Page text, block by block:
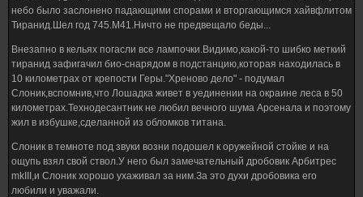
небо было заслонено падающими спорами и вторгающимся хайвфлитом
Тиранид.Шел год 745.M41.Ничто не предвещало беды...
Внезапно в кельях погасли все лампочки.Видимо,какой-то шибко меткий
тиранид зафигачил био-снарядом в подстанцию,которая находилась в
10 километрах от крепости Геры."Хреново дело" - подумал
Слоник,вспомнив,что Лошадка живет в уединении на окраине леса в 50
километрах.Технодесантник не любил вечного шума Арсенала и поэтому
жил в избушке,сделанной из обломков титана.
Слоник в темноте под звуки возни подошел к оружейной стойке и на
ощупь взял свой ствол.У него был замечательный дробовик Арбитрес
mkIII,и Слоник хорошо ухаживал за ним.За это духи дробовика его
любили и уважали.